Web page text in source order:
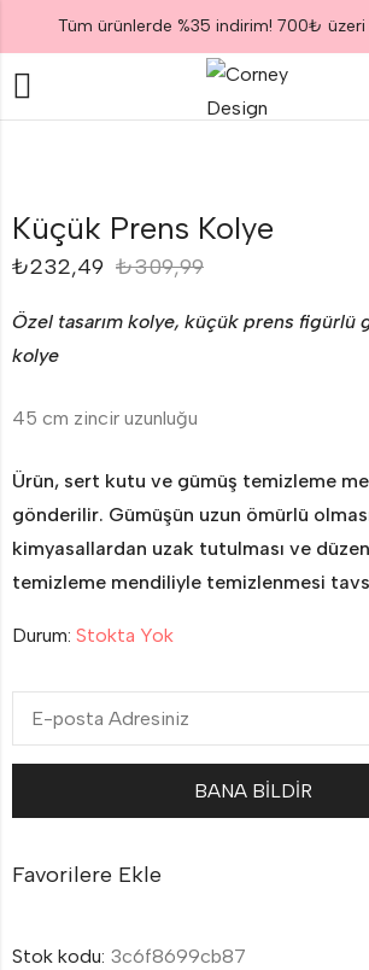
Tüm ürünlerde %35 indirim! 700₺
Küçük Prens Kolye
₺232,49 ₺309,99
Özel tasarım kolye, küçük prens figürlü
kolye
45 cm zincir uzunluğu
Ürün, sert kutu ve gümüş temizleme
gönderilir. Gümüşün uzun ömürlü
kimyasallardan uzak tutulması ve
temizleme mendiliyle temizlenmesi
Durum: Stokta Yok
Favorilere Ekle
Stok kodu: 3c6f8699cb87